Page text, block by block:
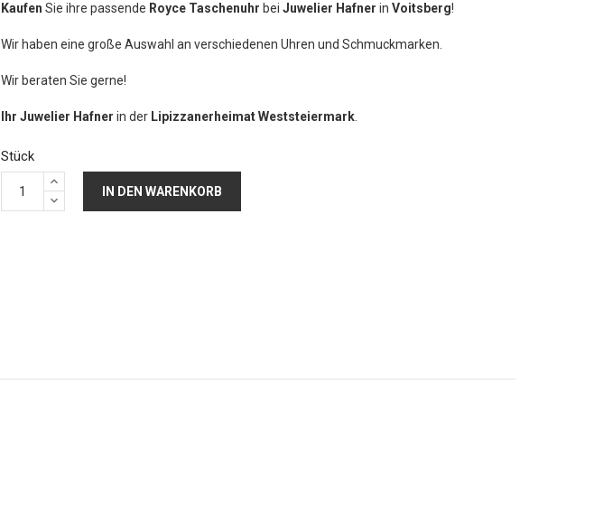
Kaufen Sie ihre passende Royce Taschenuhr bei Juwelier Hafner in Voitsberg!
Wir haben eine große Auswahl an verschiedenen Uhren und Schmuckmarken.
Wir beraten Sie gerne!
Ihr Juwelier Hafner in der Lipizzanerheimat Weststeiermark
Stück
IN DEN WARENKORB